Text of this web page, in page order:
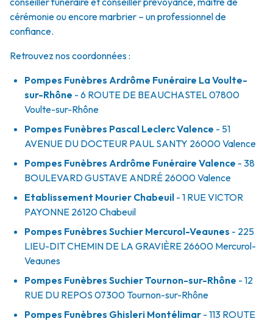
cérémonie ou encore marbrier – un professionnel de
confiance.
Retrouvez nos coordonnées :
Pompes Funèbres Ardrôme Funéraire La Voulte-
sur-Rhône - 6 ROUTE DE BEAUCHASTEL07800
Voulte-sur-Rhône
Pompes Funèbres Pascal Leclerc Valence - 51
AVENUE DU DOCTEUR PAUL SANTY 26000Valence
Pompes Funèbres Ardrôme Funéraire Valence - 38
BOULEVARD GUSTAVE ANDRÉ 26000Valence
Etablissement Mourier Chabeuil - 1 RUE VICTOR
PAYONNE 26120Chabeuil
Pompes Funèbres Suchier Mercurol-Veaunes - 225
LIEU-DIT CHEMIN DE LA GRAVIÈRE 26600 Mercurol-
Veaunes
Pompes Funèbres Suchier Tournon-sur-Rhône - 12
RUE DU REPOS 07300 Tournon-sur-Rhône
Pompes Funèbres Ghisleri Montélimar - 113 ROUTE